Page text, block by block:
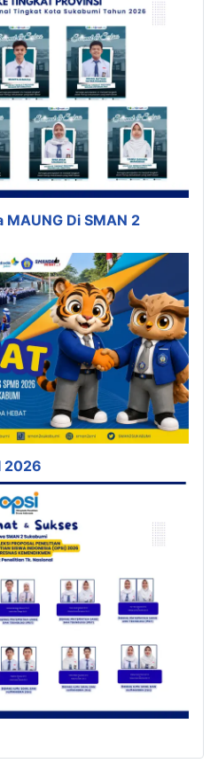
Di SMAN 2
2026